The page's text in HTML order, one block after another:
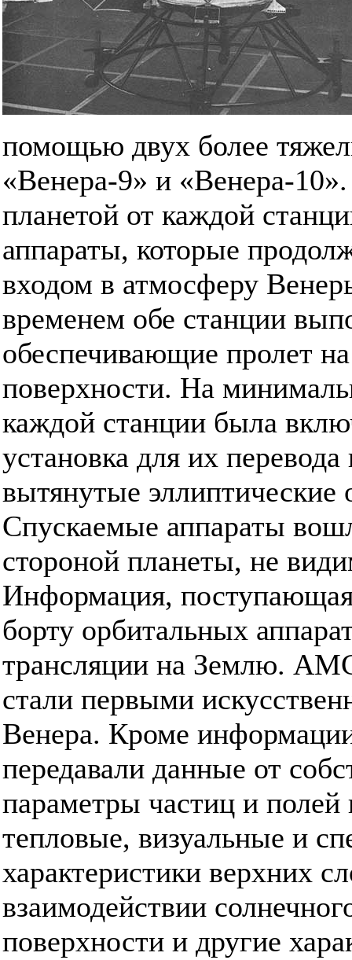
помощью двух более
«Венера-9» и «Венера-
планетой от каждой
аппараты, которые
входом в атмосферу
временем обе станции
обеспечивающие пролет
поверхности. На
каждой станции была
установка для их
вытянутые
Спускаемые аппараты
стороной планеты, не
Информация, поступающая
борту орбитальных
трансляции на Землю.
стали первыми
Венера. Кроме
передавали данные от
параметры частиц и полей
тепловые, визуальные и
характеристики верхних
взаимодействии
поверхности и другие